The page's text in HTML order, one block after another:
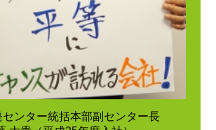
センター統括本部副センター長